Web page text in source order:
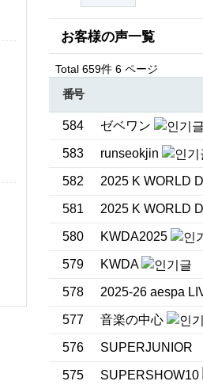
お客様の声一覧
Total 659件 6 ページ
番号
584 ゼベワン
583 runseokjin
582 2025 K WORLD
581 2025 K WORLD
580 KWDA2025
579 KWDA
578 2025-26 aespa
577 音楽の中心
576 SUPERJUNIOR
575 SUPERSHOW10